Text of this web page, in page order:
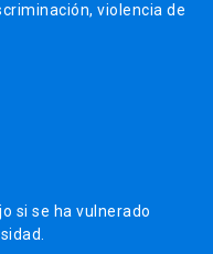
violencia de
si se ha vulnerado